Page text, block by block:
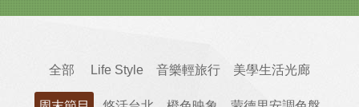
全部 Life Style 音樂輕旅行 美學生活光廊